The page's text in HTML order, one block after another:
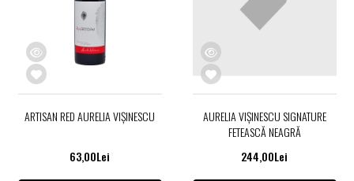
ARTISAN RED AURELIA VIŞINESCU
63,00Lei
AURELIA VIŞINESCU SIGNATURE
FETEASCĂ NEAGRĂ
244,00Lei